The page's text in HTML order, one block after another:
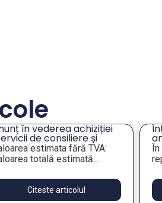
în vederea achiziției
de consiliere și
profesională a
din companiile
municipale”
estimata fără TVA:
totală estimată...
Citeste articolul